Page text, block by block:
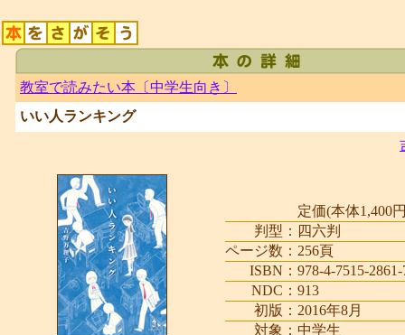
教室で読みたい本〔中学生向き〕
いい人ランキング
定価(本体1,400
判型： 四六判
ページ数： 256頁
ISBN： 978-4-7515-2861-
NDC： 913
初版： 2016年8月
対象： 中学生